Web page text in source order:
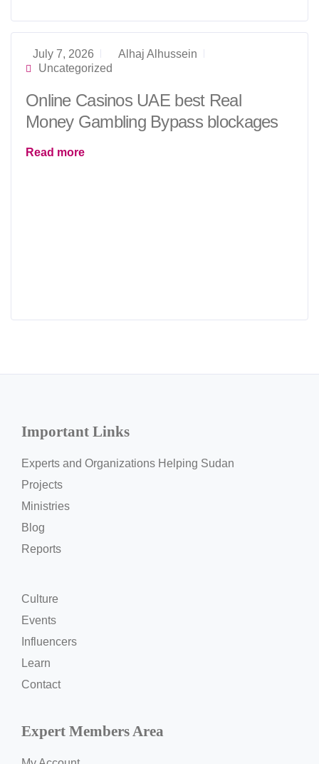
July 7, 2026
Alhaj Alhussein
Uncategorized
Online Casinos UAE best Real
Money Gambling Bypass blockages
Read more
Important Links
Experts and Organizations Helping Sudan
Projects
Ministries
Blog
Reports
Culture
Events
Influencers
Learn
Contact
Expert Members Area